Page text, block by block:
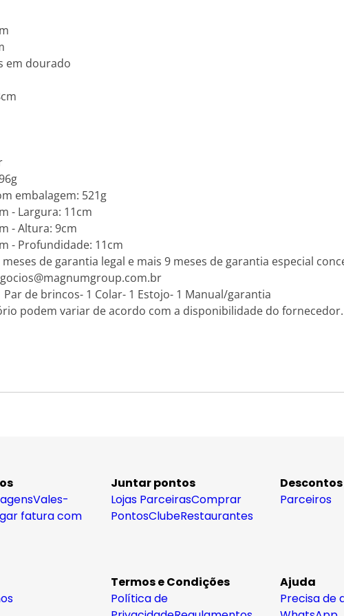
em dourado
embalagem: 521g
- Largura: 11cm
- Altura: 9cm
- Profundidade: 11cm
de garantia legal e mais 9 meses de garantia especial
de brincos- 1 Colar- 1 Estojo- 1 Manual/garantia
podem variar de acordo com a disponibilidade do fornecedor.
Vales-
fatura com
Juntar pontos
Lojas ParceirasComprar
PontosClubeRestaurantes
Descontos
Parceiros
Termos e Condições
Política de
Ajuda
Precisa de